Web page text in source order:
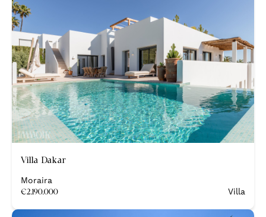
Villa Dakar
Moraira
€2.190.000 Villa